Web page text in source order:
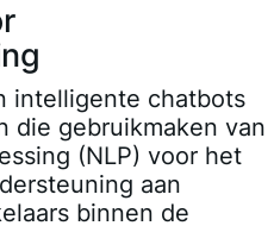
intelligente chatbots
die gebruikmaken van
(NLP) voor het
aan
binnen de